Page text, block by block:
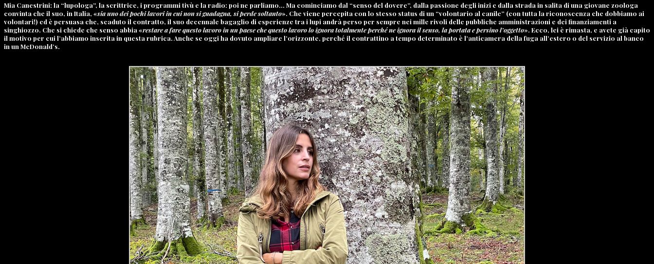
Mia Canestrini: la “lupologa”, la scrittrice, i programmi tivù e la radio: poi ne parliamo… Ma cominciamo dal “senso del dovere”, dalla passione degli inizi e dalla strada in salita di una giovane zoologa
convinta che il suo, in Italia, «sia uno dei pochi lavori in cui non si guadagna, si perde soltanto». Che viene percepita con lo stesso status di un “volontario al canile” (con tutta la riconoscenza che dobbiamo ai
volontari!) ed è persuasa che, scaduto il contratto, il suo decennale bagaglio di esperienze tra i lupi andrà perso per sempre nei mille rivoli delle pubbliche amministrazioni e dei finanziamenti a
singhiozzo. Che si chiede che senso abbia «restare a fare questo lavoro in un paese che questo lavoro lo ignora totalmente perché ne ignora il senso, la portata e persino l’oggetto». Ecco, lei è rimasta, e avete già capito
il motivo per cui l’abbiamo inserita in questa rubrica. Anche se oggi ha dovuto ampliare l’orizzonte, perché il contrattino a tempo determinato è l’anticamera della fuga all’estero o del servizio al banco
in un McDonald’s.